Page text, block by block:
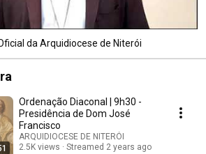
da Arquidiocese de Niterói
Ordenação Diaconal | 9h30 -
Presidência de Dom José
Francisco
ARQUIDIOCESE DE NITERÓI
2.5K views
Streamed 2 years ago